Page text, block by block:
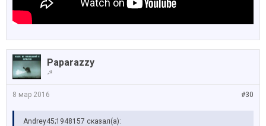
Paparazzy
☭
#30
8 мар 2016
Andrey45;1948157 сказал(а):